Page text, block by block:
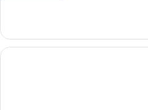
le
type
de